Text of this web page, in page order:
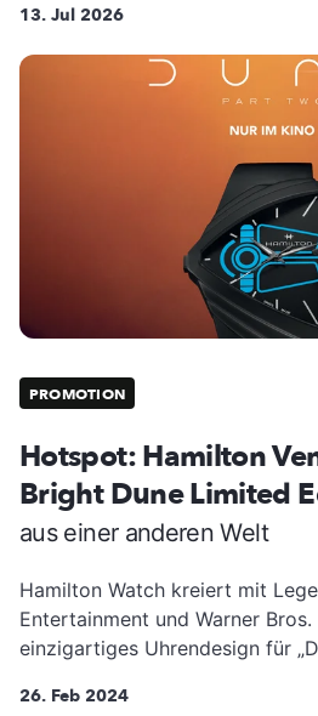
13. Jul 2026
PROMOTION
Hotspot: Hamilton
Bright Dune Limited
aus einer anderen Welt
Hamilton Watch kreiert mit
Entertainment und Warner
einzigartiges Uhrendesign für
26. Feb 2024